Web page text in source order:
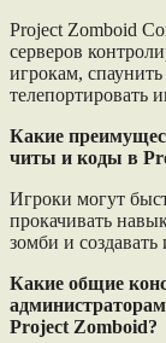
Project Zomboid
серверов
игрокам,
телепортировать
Какие
читы и коды в
Игроки могут
прокачивать
зомби и
Какие общие
Project Zomboid?